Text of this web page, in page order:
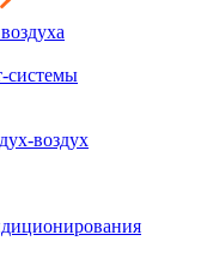
системы
воздух